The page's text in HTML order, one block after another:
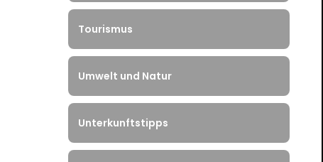
Tourismus
Umwelt und Natur
Unterkunftstipps